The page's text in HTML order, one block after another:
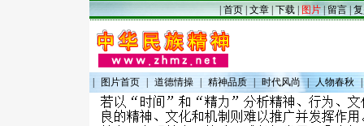
|首页|文章|下载| 图片|留言|
图片首页 道德情操 精神品质 时代风尚 人物春秋